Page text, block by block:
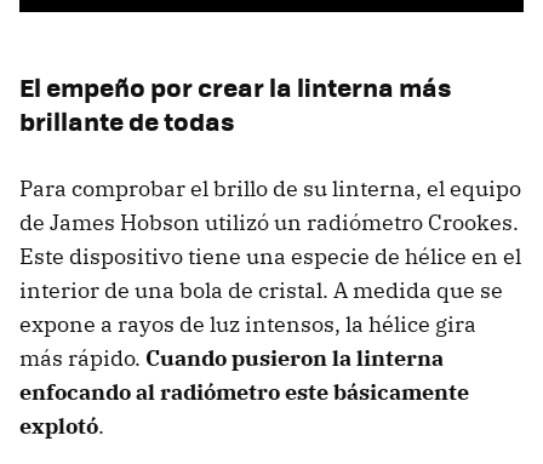
El empeño por crear la linterna más
brillante de todas
Para comprobar el brillo de su linterna, el equipo
de James Hobson utilizó un radiómetro Crookes.
Este dispositivo tiene una especie de hélice en el
interior de una bola de cristal. A medida que se
expone a rayos de luz intensos, la hélice gira
más rápido. Cuando pusieron la linterna
enfocando al radiómetro este básicamente
explotó.